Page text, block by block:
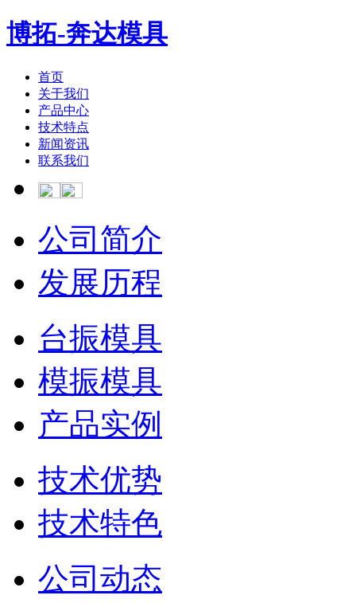
博拓-奔达模具
首页
关于我们
产品中心
技术特点
新闻资讯
联系我们
公司简介
发展历程
台振模具
模振模具
产品实例
技术优势
技术特色
公司动态